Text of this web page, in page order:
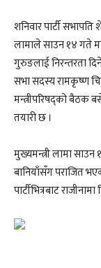
शनिवार पार्टी
लामाले साउन १४ गते
गुरुङलाई निरन्तरता
सभा सदस्य रामकृष्ण
मन्त्रीपरिषद्को बैठक
तयारी छ ।
मुख्यमन्त्री लामा साउन
बानियाँसँग पराजित
पार्टीभित्रबाट